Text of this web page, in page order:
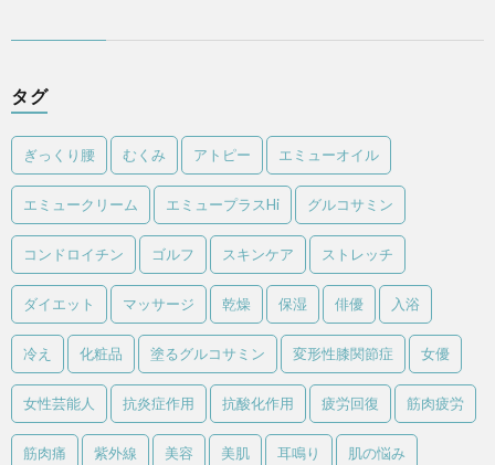
タグ
ぎっくり腰 むくみ アトピー エミューオイル
エミュークリーム エミュープラスHi グルコサミン
コンドロイチン ゴルフ スキンケア ストレッチ
ダイエット マッサージ 乾燥 保湿 俳優 入浴
冷え 化粧品 塗るグルコサミン 変形性膝関節症 女優
女性芸能人 抗炎症作用 抗酸化作用 疲労回復 筋肉疲労
筋肉痛 紫外線 美容 美肌 耳鳴り 肌の悩み